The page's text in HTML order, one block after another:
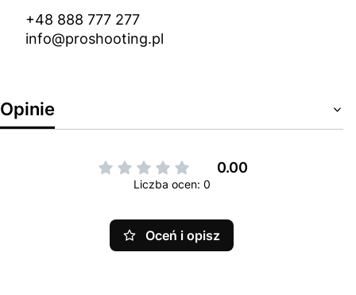
+48 888 777 277
info@proshooting.pl
Opinie
0.00
Liczba ocen: 0
Oceń i opisz